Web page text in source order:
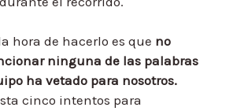
hora de hacerlo es que no
ninguna de las palabras
ha vetado para nosotros.
cinco intentos para